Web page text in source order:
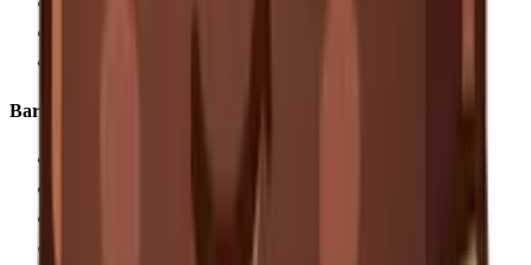
Baratza Encore wint op:
Betere repareerbaarheid (alle onderdelen los verkrijgbaar)